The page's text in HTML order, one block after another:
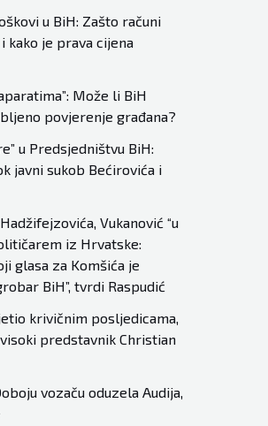
u BiH: Zašto računi
kako je prava cijena
Može li BiH
povjerenje građana?
u Predsjedništvu BiH:
javni sukob Bećirovića i
Vukanović “u
iz Hrvatske:
glasa za Komšića je
BiH”, tvrdi Raspudić
krivičnim posljedicama,
predstavnik Christian
vozaču oduzela Audija,